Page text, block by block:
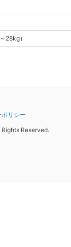
28kg）
リシー
Reserved.